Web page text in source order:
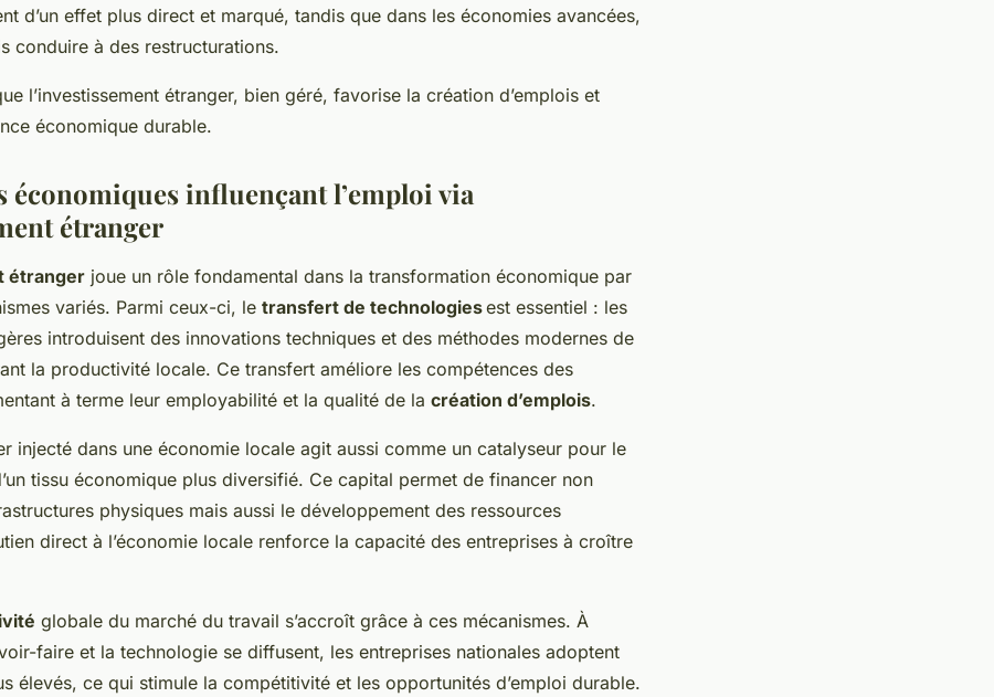
d’un effet plus direct et marqué, tandis que dans les économies avancées,
conduire à des restructurations.
l’investissement étranger, bien géré, favorise la création d’emplois et
économique durable.
économiques influençant l’emploi via
étranger
étranger joue un rôle fondamental dans la transformation économique par
variés. Parmi ceux-ci, le transfert de technologiesest essentiel : les
introduisent des innovations techniques et des méthodes modernes de
la productivité locale. Ce transfert améliore les compétences des
à terme leur employabilité et la qualité de la création d’emplois.
injecté dans une économie locale agit aussi comme un catalyseur pour le
tissu économique plus diversifié. Ce capital permet de financer non
physiques mais aussi le développement des ressources
direct à l’économie locale renforce la capacité des entreprises à croître
globale du marché du travail s’accroît grâce à ces mécanismes. À
faire et la technologie se diffusent, les entreprises nationales adoptent
élevés, ce qui stimule la compétitivité et les opportunités d’emploi durable.